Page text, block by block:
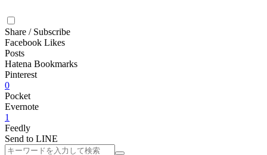
Share / Subscribe
Facebook Likes
Posts
Hatena Bookmarks
Pinterest
0
Pocket
Evernote
1
Feedly
Send to LINE
検